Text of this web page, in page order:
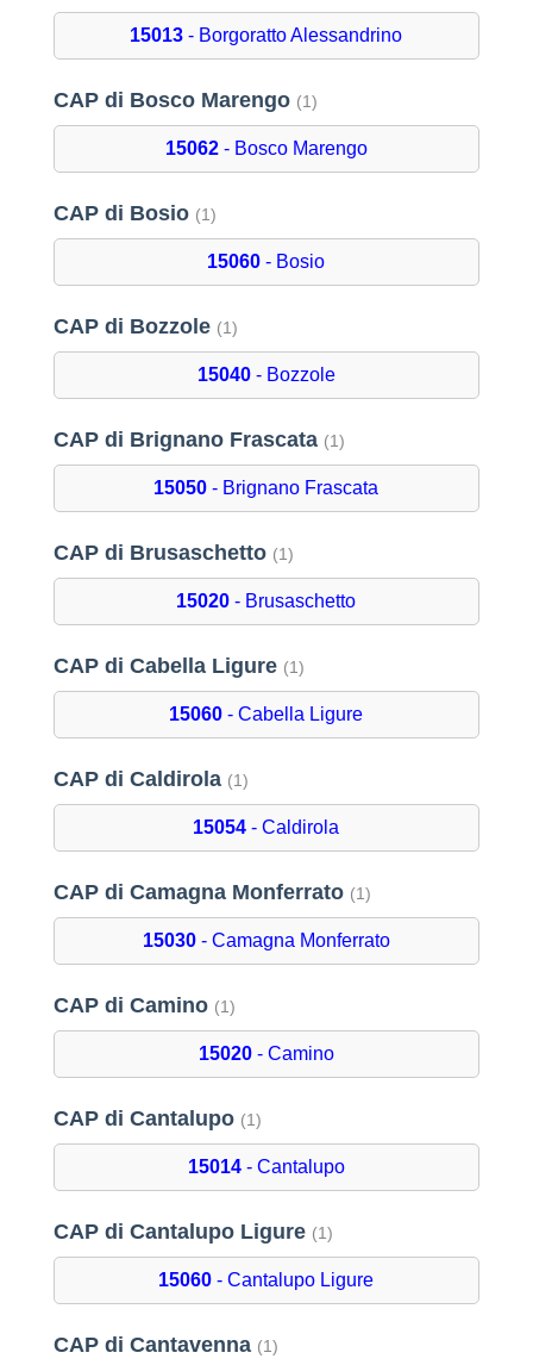
15013 - Borgoratto Alessandrino
CAP di Bosco Marengo (1)
15062- Bosco Marengo
CAP di Bosio (1)
15060 - Bosio
CAP di Bozzole (1)
15040- Bozzole
CAP di Brignano Frascata (1)
15050 - Brignano Frascata
CAP di Brusaschetto (1)
15020 - Brusaschetto
CAP di Cabella Ligure (1)
15060 - Cabella Ligure
CAP di Caldirola (1)
15054 - Caldirola
CAP di Camagna Monferrato (1)
15030- Camagna Monferrato
CAP di Camino (1)
15020- Camino
CAP di Cantalupo (1)
15014- Cantalupo
CAP di Cantalupo Ligure (1)
15060 - Cantalupo Ligure
CAP di Cantavenna (1)